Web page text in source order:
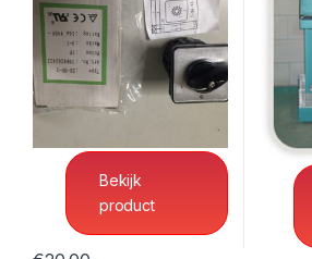
Ontvetterbak Onderdelen
Schakelaar
Bekijk
product